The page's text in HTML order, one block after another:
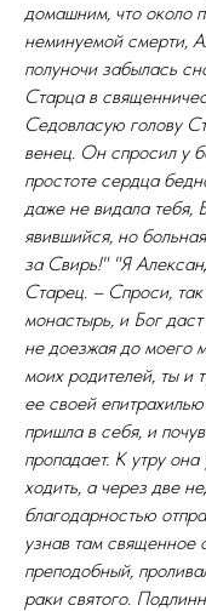
домашним, что около
неминуемой смерти,
полуночи забылась
Старца в
Седовласую голову
венец. Он спросил у
простоте сердца
даже не видала тебя,
явившийся, но
за Свирь!" "Я
Старец. – Спроси,
монастырь, и Бог
не доезжая до моего
моих родителей, ты и
ее своей
пришла в себя, и
пропадает. К утру
ходить, а через две
благодарностью
узнав там священное
преподобный,
раки святого.